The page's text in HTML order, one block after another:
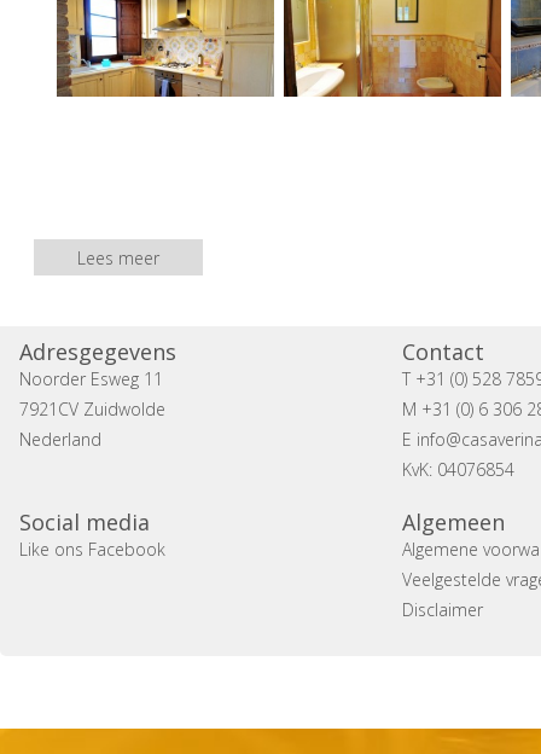
Lees meer
Adresgegevens
Noorder Esweg 11
7921CV Zuidwolde
Nederland
Contact
T +31 (0) 528
M +31 (0) 6 306
E
KvK: 04076854
Social media
Like ons Facebook
Algemeen
Algemene
Veelgestelde
Disclaimer